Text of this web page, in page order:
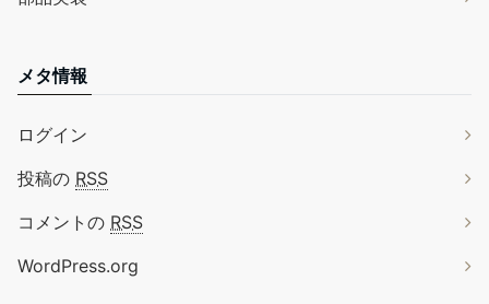
メタ情報
ログイン
投稿の RSS
コメントの RSS
WordPress.org